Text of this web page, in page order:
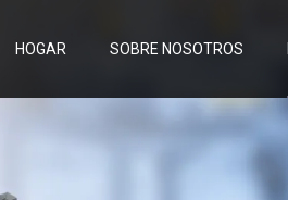
HOGAR SOBRE NOSOTROS